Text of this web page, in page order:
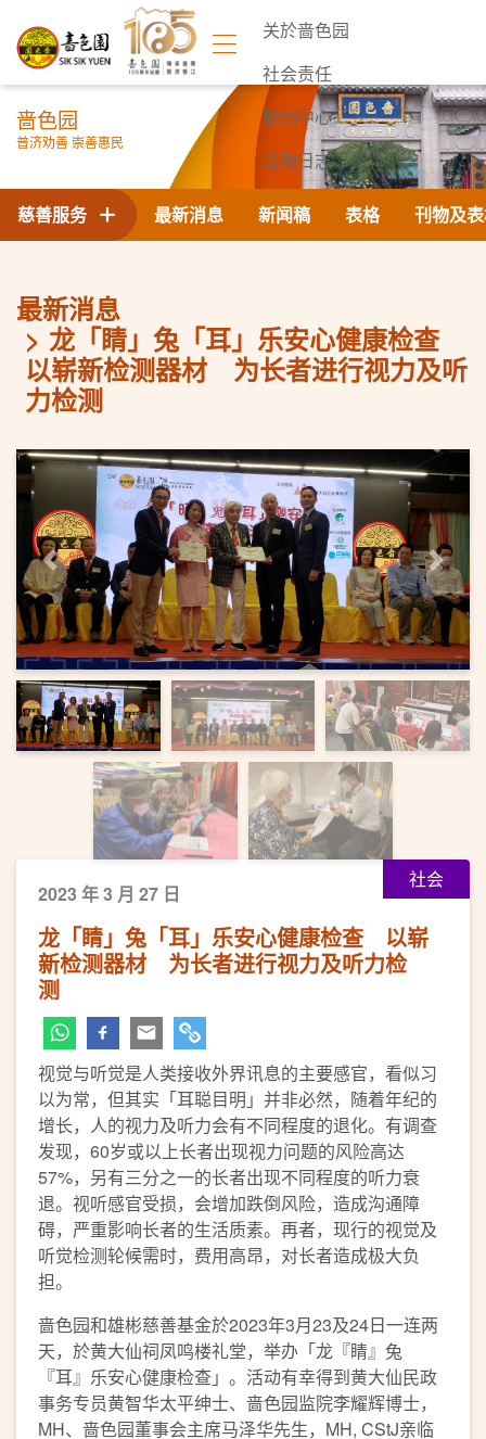
关於啬色园
社会责任
新闻中心
活动日志
联络我们
啬色园
普济劝善 崇善惠民
最新消息 新闻稿 表格 刊物及
慈善服务
最新消息
龙「睛」兔「耳」乐安心健康检查
以崭新检测器材 为长者进行视力及听
力检测
上一页 下一页
社会
2023 年 3 月 27 日
龙「睛」兔「耳」乐安心健康检查 以崭
新检测器材 为长者进行视力及听力检
测
视觉与听觉是人类接收外界讯息的主要感官，看似习
以为常，但其实「耳聪目明」并非必然，随着年纪的
增长，人的视力及听力会有不同程度的退化。有调查
发现，60岁或以上长者出现视力问题的风险高达
57%，另有三分之一的长者出现不同程度的听力衰
退。视听感官受损，会增加跌倒风险，造成沟通障
碍，严重影响长者的生活质素。再者，现行的视觉及
听觉检测轮候需时，费用高昂，对长者造成极大负
担。
啬色园和雄彬慈善基金於2023年3月23及24日一连两
天，於黄大仙祠凤鸣楼礼堂，举办「龙『睛』兔
『耳』乐安心健康检查」。活动有幸得到黄大仙民政
事务专员黄智华太平绅士、啬色园监院李耀辉博士，
MH、啬色园董事会主席马泽华先生，MH, CStJ亲临